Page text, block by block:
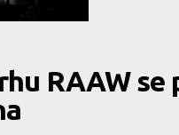
RAAW